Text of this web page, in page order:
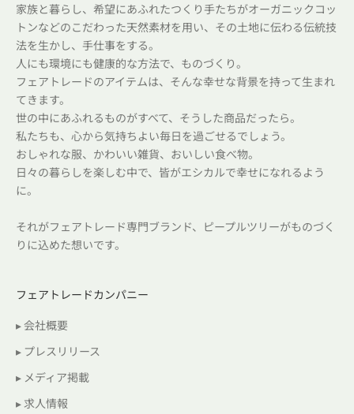
家族と暮らし、希望にあふれたつくり手たちがオーガニックコッ
トンなどのこだわった天然素材を用い、その土地に伝わる伝統技
法を生かし、手仕事をする。
人にも環境にも健康的な方法で、ものづくり。
フェアトレードのアイテムは、そんな幸せな背景を持って生まれ
てきます。
世の中にあふれるものがすべて、そうした商品だったら。
私たちも、心から気持ちよい毎日を過ごせるでしょう。
おしゃれな服、かわいい雑貨、おいしい食べ物。
日々の暮らしを楽しむ中で、皆がエシカルで幸せになれるよう
に。
それがフェアトレード専門ブランド、ピープルツリーがものづく
りに込めた想いです。
フェアトレードカンパニー
▸ 会社概要
▸ プレスリリース
▸ メディア掲載
▸ 求人情報